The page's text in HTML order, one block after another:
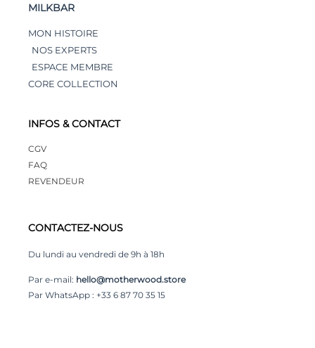
MILKBAR
MON HISTOIRE
NOS EXPERTS
ESPACE MEMBRE
CORE COLLECTION
INFOS & CONTACT
CGV
FAQ
REVENDEUR
CONTACTEZ-NOUS
Du lundi au vendredi de 9h à 18h
Par e-mail: hello@motherwood.store
Par WhatsApp : +33 6 87 70 35 15